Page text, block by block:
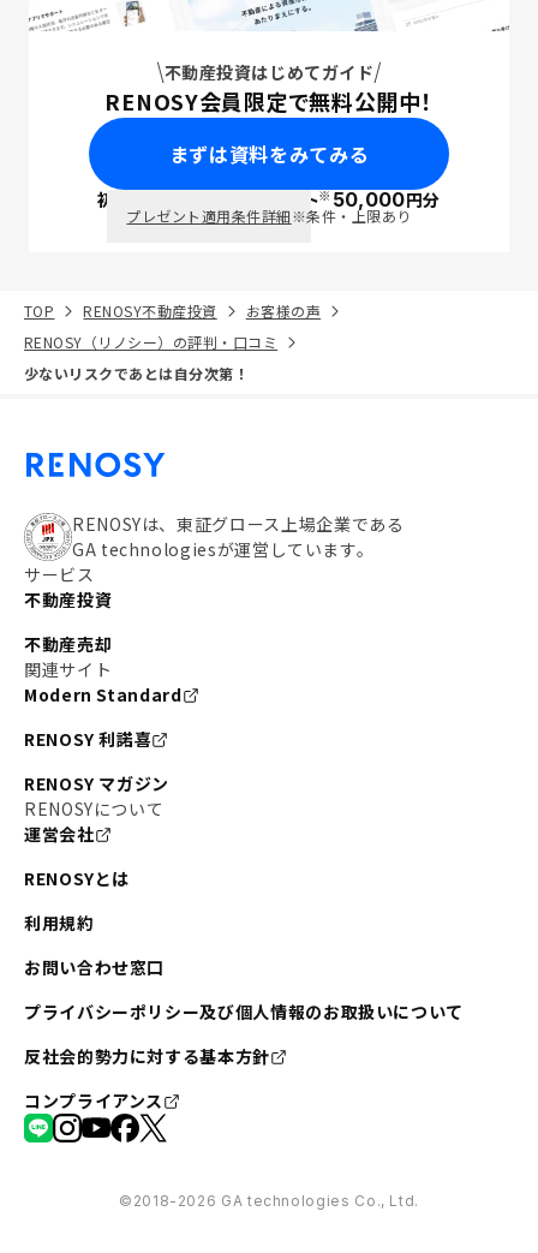
不動産投資はじめてガイド
RENOSY会員限定で無料公開中！
まずは資料をみてみる
初回面談で ポイント※50,000円分
プレゼント適用条件詳細※条件・上限あり
TOP RENOSY不動産投資
お客様の声
RENOSY（リノシー）の評判・口コミ
少ないリスクであとは自分次第！
RENOSYは、東証グロース上場企業である
GA technologiesが運営しています。
サービス
不動産投資
不動産売却
関連サイト
Modern Standard
RENOSY 利諾喜
RENOSY マガジン
RENOSYについて
運営会社
RENOSYとは
利用規約
お問い合わせ窓口
プライバシーポリシー及び個人情報のお取扱いについて
反社会的勢力に対する基本方針
コンプライアンス
©︎2018-2026 GA technologies Co., Ltd.